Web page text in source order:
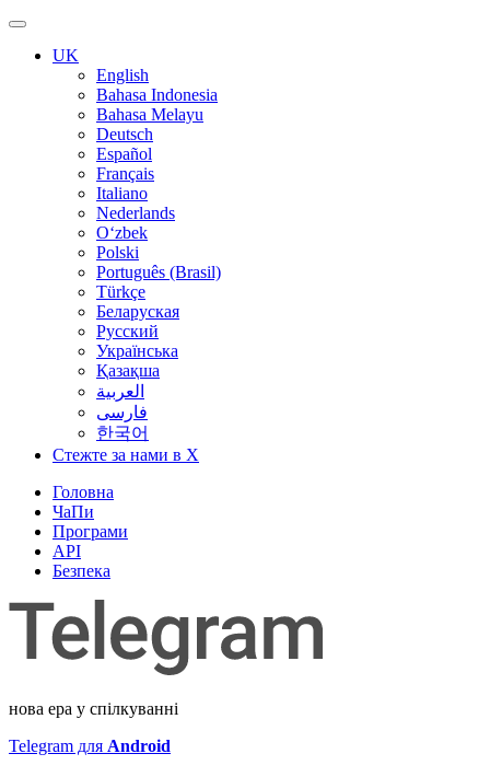
UK
English
Bahasa Indonesia
Bahasa Melayu
Deutsch
Español
Français
Italiano
Nederlands
O‘zbek
Polski
Português (Brasil)
Türkçe
Беларуская
Русский
Українська
Қазақша
العربية
فارسی
한국어
Стежте за нами в X
Головна
ЧаПи
Програми
API
Безпека
нова ера у спілкуванні
Telegram для Android